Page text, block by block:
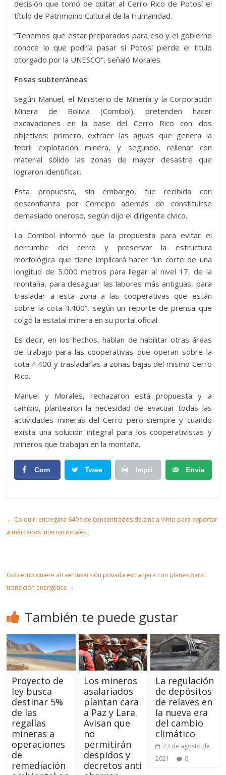
decisión que tomó de quitar al Cerro Rico de Potosí el
título de Patrimonio Cultural de la Humanidad.
“Tenemos que estar preparados para eso y el gobierno
conoce lo que podría pasar si Potosí pierde el título
otorgado por la UNESCO”, señaló Morales.
Fosas subterráneas
Según Manuel, el Ministerio de Minería y la Corporación
Minera de Bolivia (Comibol), pretenden hacer
excavaciones en la base del Cerro Rico con dos
objetivos: primero, extraer las aguas que genera la
febril explotación minera, y segundo, rellenar con
material sólido las zonas de mayor desastre que
lograron identificar.
Esta propuesta, sin embargo, fue recibida con
desconfianza por Comcipo además de constituirse
demasiado oneroso, según dijo el dirigente cívico.
La Comibol informó que la propuesta para evitar el
derrumbe del cerro y preservar la estructura
morfológica que tiene implicará hacer “un corte de una
longitud de 5.000 metros para llegar al nivel 17, de la
montaña, para desaguar las labores más antiguas, para
trasladar a esta zona a las cooperativas que están
sobre la cota 4.400”, según un reporte de prensa que
colgó la estatal minera en su portal oficial.
Es decir, en los hechos, hablan de habilitar otras áreas
de trabajo para las cooperativas que operan sobre la
cota 4.400 y trasladarlas a zonas bajas del mismo Cerro
Rico.
Manuel y Morales, rechazaron está propuesta y a
cambio, plantearon la necesidad de evacuar todas las
actividades mineras del Cerro pero siempre y cuando
exista una solución integral para los cooperativistas y
mineros que trabajan en la montaña.
Com Twee Impri Envia
ulo
← Colquiri entregará 640 t de concentrados de zinc a Vinto para exportar
a mercados internacionales
Gobierno quiere atraer inversión privada extranjera con planes para
transición energética →
También te puede gustar
Proyecto de
ley busca
destinar 5%
de las
regalías
mineras a
operaciones
de
remediación
Los mineros
asalariados
plantan cara
a Paz y Lara.
Avisan que
no
permitirán
despidos y
decretos anti
La regulación
de depósitos
de relaves en
la nueva era
del cambio
climático
23 de agosto de
2021
0